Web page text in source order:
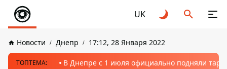
UK
Новости Днепр 17:12, 28 Января 2022
ТОПТЕМА: В Днепре с 1 июля официально подняли